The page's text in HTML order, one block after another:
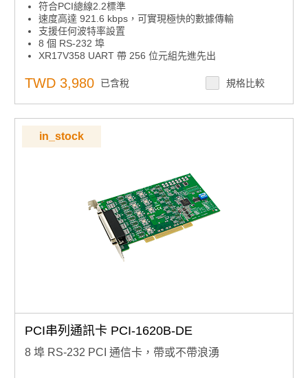
符合PCI總線2.2標準
速度高達 921.6 kbps，可實現極快的數據傳輸
支援任何波特率設置
8 個 RS-232 埠
XR17V358 UART 帶 256 位元組先進先出
TWD 3,980 已含稅 規格比較
in_stock
PCI串列通訊卡 PCI-1620B-DE
8 埠 RS-232 PCI 通信卡，帶或不帶浪湧